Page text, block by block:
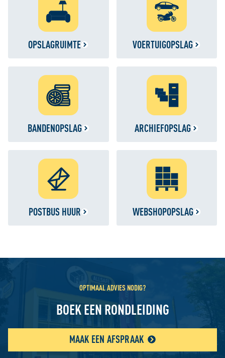
OPSLAGRUIMTE VOERTUIGOPSLAG
BANDENOPSLAG ARCHIEFOPSLAG
POSTBUS HUUR WEBSHOPOPSLAG
OPTIMAAL ADVIES NODIG?
BOEK EEN RONDLEIDING
MAAK EEN AFSPRAAK